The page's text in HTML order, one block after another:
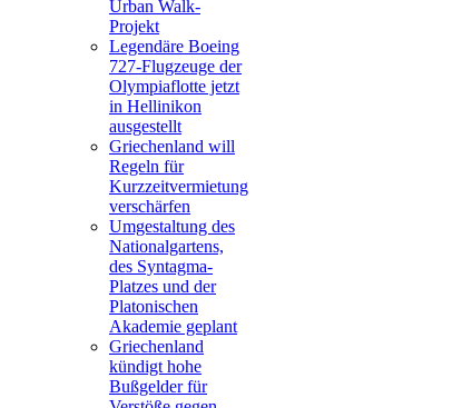
Urban Walk-
Projekt
Legendäre Boeing
727-Flugzeuge der
Olympiaflotte jetzt
in Hellinikon
ausgestellt
Griechenland will
Regeln für
Kurzzeitvermietung
verschärfen
Umgestaltung des
Nationalgartens,
des Syntagma-
Platzes und der
Platonischen
Akademie geplant
Griechenland
kündigt hohe
Bußgelder für